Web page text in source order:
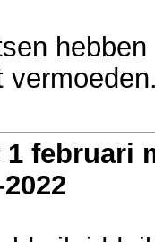
1 februari